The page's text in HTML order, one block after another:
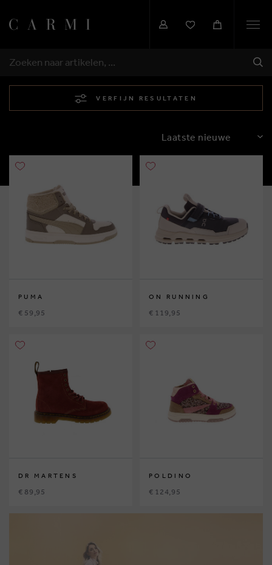
ZOEKEN
VERFIJN RESULTATEN
SORTEREN
PUMA
€ 59,95
ON RUNNING
€ 119,95
DR MARTENS
€ 89,95
POLDINO
€ 124,95